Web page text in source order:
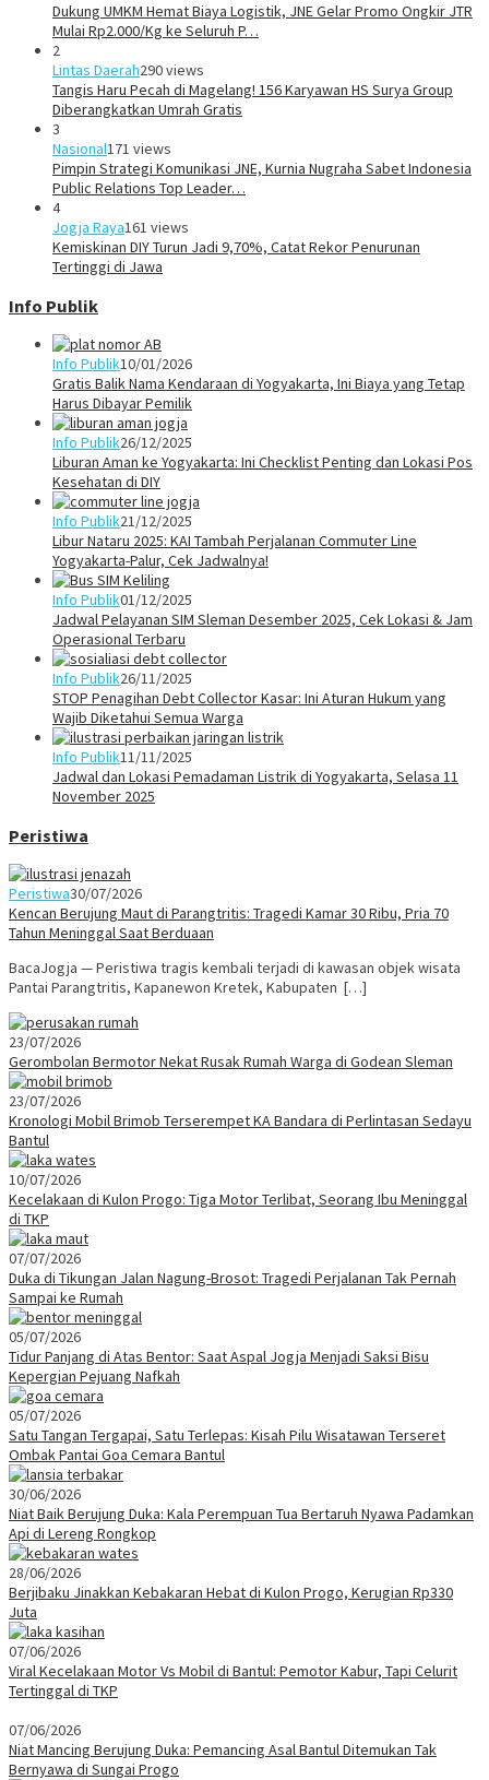
Dukung UMKM Hemat Biaya Logistik, JNE Gelar Promo Ongkir JTR
Mulai Rp2.000/Kg ke Seluruh P…
2
Lintas Daerah290 views
Tangis Haru Pecah di Magelang! 156 Karyawan HS Surya Group
Diberangkatkan Umrah Gratis
3
Nasional171 views
Pimpin Strategi Komunikasi JNE, Kurnia Nugraha Sabet Indonesia
Public Relations Top Leader…
4
Jogja Raya161 views
Kemiskinan DIY Turun Jadi 9,70%, Catat Rekor Penurunan
Tertinggi di Jawa
Info Publik
Info Publik10/01/2026
Gratis Balik Nama Kendaraan di Yogyakarta, Ini Biaya yang Tetap
Harus Dibayar Pemilik
Info Publik26/12/2025
Liburan Aman ke Yogyakarta: Ini Checklist Penting dan Lokasi Pos
Kesehatan di DIY
Info Publik21/12/2025
Libur Nataru 2025: KAI Tambah Perjalanan Commuter Line
Yogyakarta-Palur, Cek Jadwalnya!
Info Publik01/12/2025
Jadwal Pelayanan SIM Sleman Desember 2025, Cek Lokasi & Jam
Operasional Terbaru
Info Publik26/11/2025
STOP Penagihan Debt Collector Kasar: Ini Aturan Hukum yang
Wajib Diketahui Semua Warga
Info Publik11/11/2025
Jadwal dan Lokasi Pemadaman Listrik di Yogyakarta, Selasa 11
November 2025
Peristiwa
Peristiwa30/07/2026
Kencan Berujung Maut di Parangtritis: Tragedi Kamar 30 Ribu, Pria 70
Tahun Meninggal Saat Berduaan
BacaJogja — Peristiwa tragis kembali terjadi di kawasan objek wisata
Pantai Parangtritis, Kapanewon Kretek, Kabupaten […]
23/07/2026
Gerombolan Bermotor Nekat Rusak Rumah Warga di Godean Sleman
23/07/2026
Kronologi Mobil Brimob Terserempet KA Bandara di Perlintasan Sedayu
Bantul
10/07/2026
Kecelakaan di Kulon Progo: Tiga Motor Terlibat, Seorang Ibu Meninggal
di TKP
07/07/2026
Duka di Tikungan Jalan Nagung-Brosot: Tragedi Perjalanan Tak Pernah
Sampai ke Rumah
05/07/2026
Tidur Panjang di Atas Bentor: Saat Aspal Jogja Menjadi Saksi Bisu
Kepergian Pejuang Nafkah
05/07/2026
Satu Tangan Tergapai, Satu Terlepas: Kisah Pilu Wisatawan Terseret
Ombak Pantai Goa Cemara Bantul
30/06/2026
Niat Baik Berujung Duka: Kala Perempuan Tua Bertaruh Nyawa Padamkan
Api di Lereng Rongkop
28/06/2026
Berjibaku Jinakkan Kebakaran Hebat di Kulon Progo, Kerugian Rp330
Juta
07/06/2026
Viral Kecelakaan Motor Vs Mobil di Bantul: Pemotor Kabur, Tapi Celurit
Tertinggal di TKP
07/06/2026
Niat Mancing Berujung Duka: Pemancing Asal Bantul Ditemukan Tak
Bernyawa di Sungai Progo